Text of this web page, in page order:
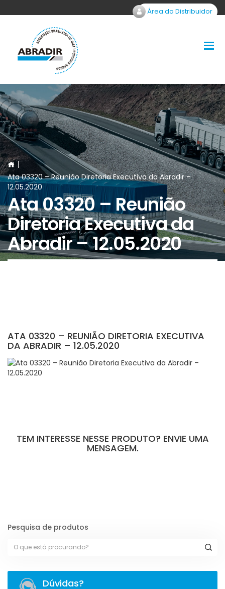
Área do Distribuidor
Ata 03320 – Reunião Diretoria Executiva da Abradir –
12.05.2020
Ata 03320 – Reunião
Diretoria Executiva da
Abradir – 12.05.2020
ATA 03320 – REUNIÃO DIRETORIA EXECUTIVA
DA ABRADIR – 12.05.2020
TEM INTERESSE NESSE PRODUTO? ENVIE UMA
MENSAGEM.
Pesquisa de produtos
Dúvidas?